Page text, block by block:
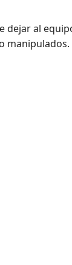
dejar al
manipulados.